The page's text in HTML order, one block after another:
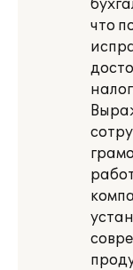
что